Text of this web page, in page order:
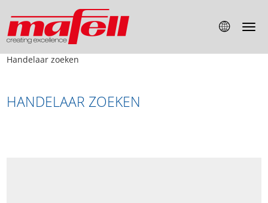
Handelaar zoeken
HANDELAAR ZOEKEN